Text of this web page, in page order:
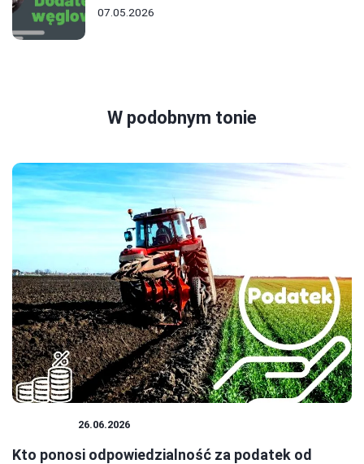
07.05.2026
W podobnym tonie
26.06.2026
Kto ponosi odpowiedzialność za podatek od